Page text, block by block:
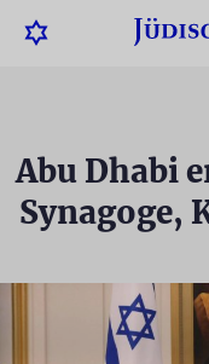
Abu Dhabi
Synagoge,